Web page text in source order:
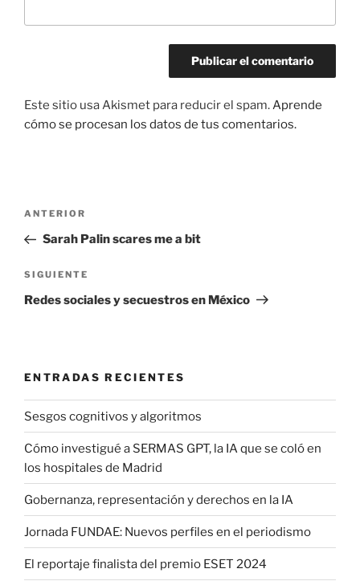
Este sitio usa Akismet para reducir el spam.Aprende
cómo se procesan los datos de tus comentarios.
Navegación
entradas
Entrada
anterior:
ANTERIOR
Sarah Palin scares me a bit
Siguiente
entrada
SIGUIENTE
Redes sociales y secuestros en México
ENTRADAS RECIENTES
Sesgos cognitivos y algoritmos
Cómo investigué a SERMAS GPT, la IA que se coló en
los hospitales de Madrid
Gobernanza, representación y derechos en la IA
Jornada FUNDAE: Nuevos perfiles en el periodismo
El reportaje finalista del premio ESET 2024